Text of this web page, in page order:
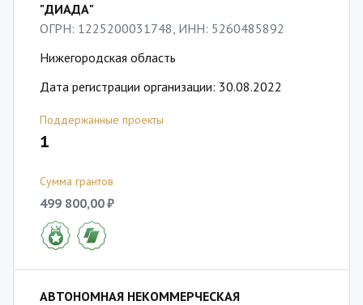
"ДИАДА"
ОГРН: 1225200031748, ИНН: 5260485892
Нижегородская область
Дата регистрации организации: 30.08.2022
Поддержанные проекты
1
Сумма грантов
499 800,00 ₽
АВТОНОМНАЯ НЕКОММЕРЧЕСКАЯ